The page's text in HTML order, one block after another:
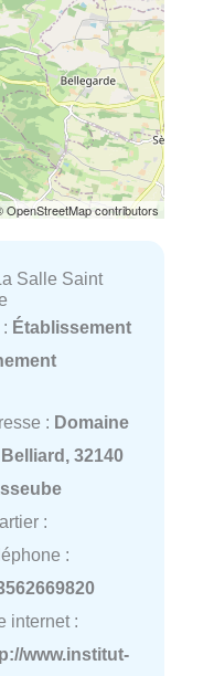
OpenStreetMap contributors
Salle Saint
Établissement
: Domaine
32140
:
:
internet :
www.institut-